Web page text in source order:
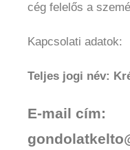
cég felelős a
Kapcsolati adatok:
Teljes jogi név:
E-mail cím: